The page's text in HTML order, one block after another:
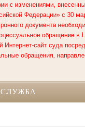
с изменениями,
Федерации» с 30
документа
обращение в
Интернет-сайт суда
обращения,